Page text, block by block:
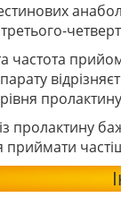
частота
пролактину